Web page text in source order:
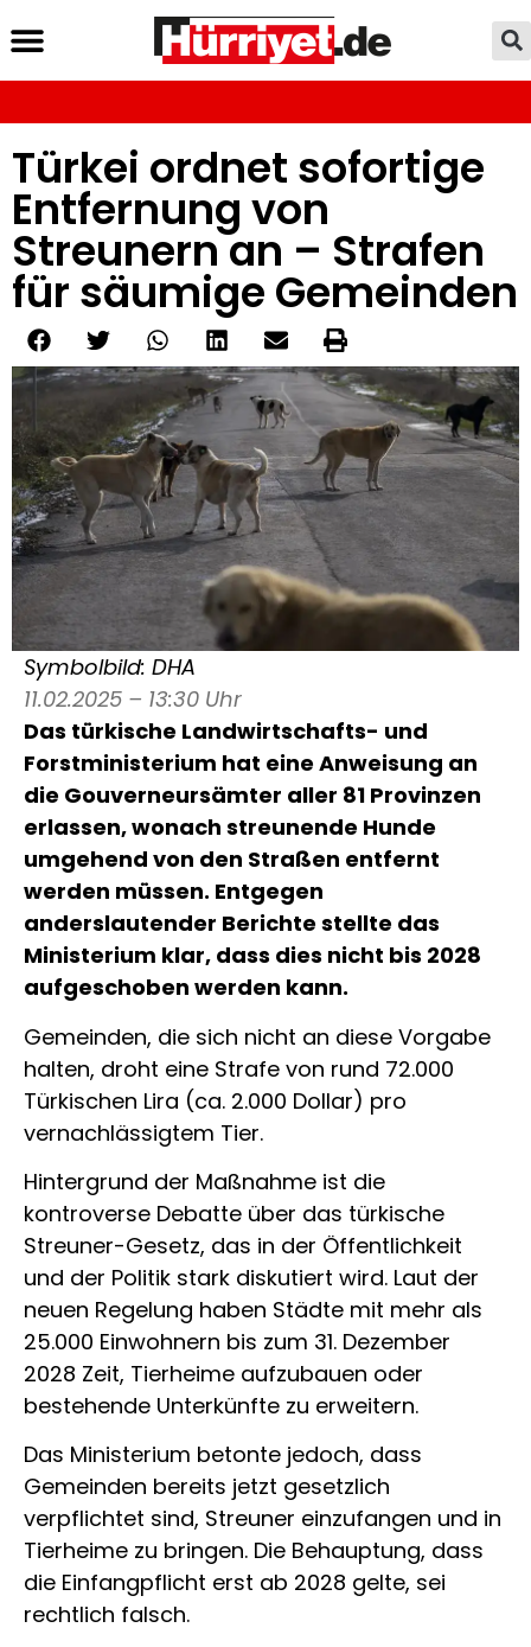
Türkei ordnet sofortige
Entfernung von
Streunern an – Strafen
für säumige Gemeinden
Symbolbild: DHA
11.02.2025 – 13:30 Uhr
Das türkische Landwirtschafts- und
Forstministerium hat eine Anweisung an
die Gouverneursämter aller 81 Provinzen
erlassen, wonach streunende Hunde
umgehend von den Straßen entfernt
werden müssen. Entgegen
anderslautender Berichte stellte das
Ministerium klar, dass dies nicht bis 2028
aufgeschoben werden kann.
Gemeinden, die sich nicht an diese Vorgabe
halten, droht eine Strafe von rund 72.000
Türkischen Lira (ca. 2.000 Dollar) pro
vernachlässigtem Tier.
Hintergrund der Maßnahme ist die
kontroverse Debatte über das türkische
Streuner-Gesetz, das in der Öffentlichkeit
und der Politik stark diskutiert wird. Laut der
neuen Regelung haben Städte mit mehr als
25.000 Einwohnern bis zum 31. Dezember
2028 Zeit, Tierheime aufzubauen oder
bestehende Unterkünfte zu erweitern.
Das Ministerium betonte jedoch, dass
Gemeinden bereits jetzt gesetzlich
verpflichtet sind, Streuner einzufangen und in
Tierheime zu bringen. Die Behauptung, dass
die Einfangpflicht erst ab 2028 gelte, sei
rechtlich falsch.